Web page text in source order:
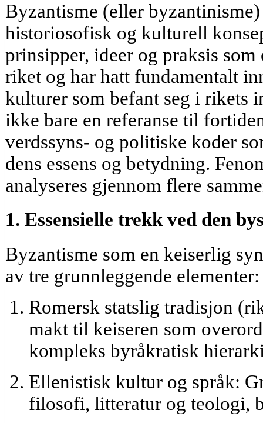
Byzantisme (eller
historiosofisk og kulturell
prinsipper, ideer og praksis
riket og har hatt fundamentalt
kulturer som befant seg i rikets
ikke bare en referanse til
verdssyns- og politiske koder
dens essens og betydning.
analyseres gjennom flere
1. Essensielle trekk ved den
Byzantisme som en keiserlig
av tre grunnleggende elementer:
Romersk statslig tradisjon
makt til keiseren som
kompleks byråkratisk
Ellenistisk kultur og språk:
filosofi, litteratur og teologi,